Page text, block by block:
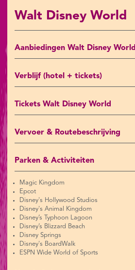
Walt Disney World
Aanbiedingen Walt Disney World
Verblijf (hotel + tickets)
Tickets Walt Disney World
Vervoer & Routebeschrijving
Parken & Activiteiten
Magic Kingdom
Epcot
Disney's Hollywood Studios
Disney's Animal Kingdom
Disney’s Typhoon Lagoon
Disney’s Blizzard Beach
Disney Springs
Disney's BoardWalk
ESPN Wide World of Sports